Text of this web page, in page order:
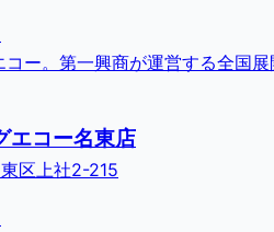
ー。第一興商が運営する全国
エコー名東店
区上社2-215